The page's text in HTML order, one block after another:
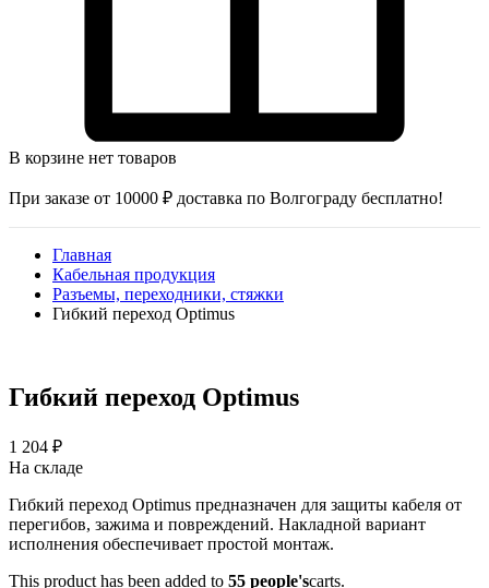
В корзине нет товаров
При заказе от 10000 ₽ доставка по Волгограду бесплатно!
Главная
Кабельная продукция
Разъемы, переходники, стяжки
Гибкий переход Optimus
Гибкий переход Optimus
1 204 ₽
На складе
Гибкий переход Optimus предназначен для защиты кабеля от
перегибов, зажима и повреждений. Накладной вариант
исполнения обеспечивает простой монтаж.
This product has been added to 55 people'scarts.